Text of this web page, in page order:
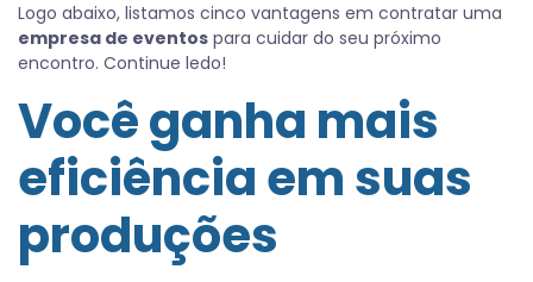
Logo abaixo, listamos cinco vantagens em contratar uma
empresa de eventos para cuidar do seu próximo
encontro. Continue ledo!
Você ganha mais
eficiência em suas
produções